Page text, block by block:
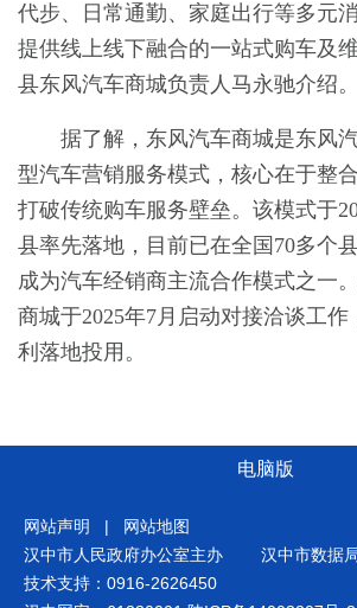
代步、日常通勤、家庭出行等多元
提供线上线下融合的一站式购车及
县东风汽车商城负责人马永驰介绍。
据了解，东风汽车商城是东风
型汽车营销服务模式，核心在于整
打破传统购车服务壁垒。该模式于
县率先落地，目前已在全国70多个
成为汽车经销商主流合作模式之一
商城于2025年7月启动对接洽谈工作
利落地投用。
电脑版
网站声明 |
网站地图
汉中市人民政府办公室主办
汉中市数据
技术支持：0916-2626450